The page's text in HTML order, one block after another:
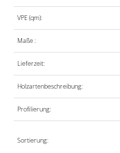
VPE (qm):
Maße :
Lieferzeit:
Holzartenbeschreibung:
Profilierung:
Sortierung: